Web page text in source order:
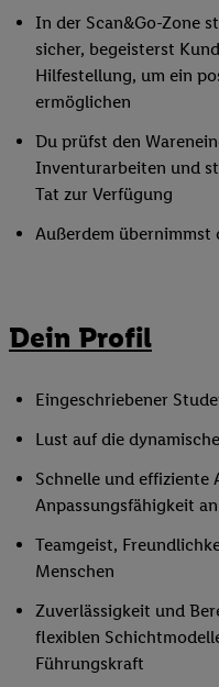
In der Scan&Go-Zone
sicher, begeisterst
Hilfestellung, um ein
ermöglichen
Du prüfst den
Inventurarbeiten und
Tat zur Verfügung
Außerdem übernimmst
Dein Profil
Eingeschriebener
Lust auf die
Schnelle und effiziente
Anpassungsfähigkeit
Teamgeist,
Menschen
Zuverlässigkeit und
flexiblen
Führungskraft